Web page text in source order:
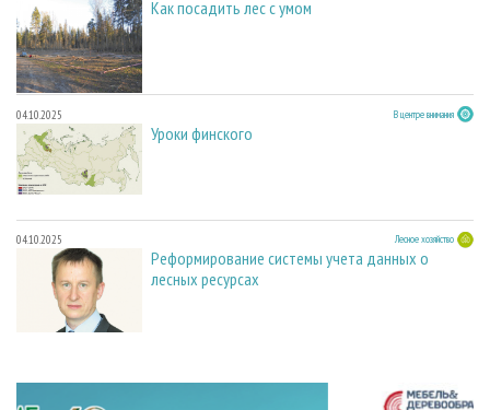
Как посадить лес с умом
04.10.2025 В центре внимания
Уроки финского
04.10.2025 Лесное хозяйство
Реформирование системы учета данных о
лесных ресурсах